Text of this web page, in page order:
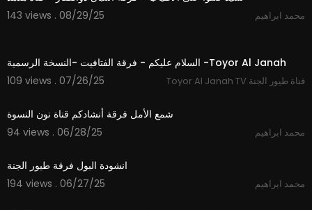
143 views . 08/29/25
محمد ابراهيم
السلام عليكم - فرقة الفتافيت -النسخة الرسمية -Toyor Al Janah
109 views . 07/26/25
Toyor Al Janah TV قناة طيور الجنة
شمع الأمل فرقة أنشادكم قناة نون النسوة
94 views . 06/28/25
محمد ابراهيم
انشودة البول فرقة طيور الجنة
194 views . 06/27/25
محمد ابراهيم